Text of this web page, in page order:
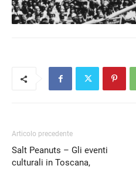
Articolo precedente
Salt Peanuts – Gli eventi
culturali in Toscana,